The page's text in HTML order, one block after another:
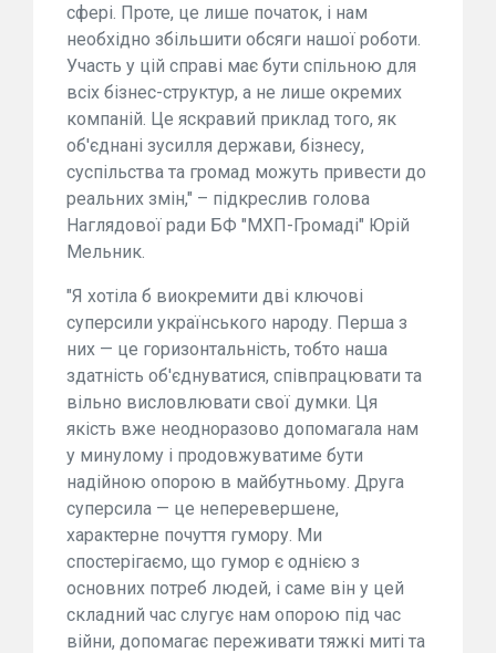
сфері. Проте, це лише початок, і нам
необхідно збільшити обсяги нашої роботи.
Участь у цій справі має бути спільною для
всіх бізнес-структур, а не лише окремих
компаній. Це яскравий приклад того, як
об'єднані зусилля держави, бізнесу,
суспільства та громад можуть привести до
реальних змін," – підкреслив голова
Наглядової ради БФ "МХП-Громаді" Юрій
Мельник.
"Я хотіла б виокремити дві ключові
суперсили українського народу. Перша з
них — це горизонтальність, тобто наша
здатність об'єднуватися, співпрацювати та
вільно висловлювати свої думки. Ця
якість вже неодноразово допомагала нам
у минулому і продовжуватиме бути
надійною опорою в майбутньому. Друга
суперсила — це неперевершене,
характерне почуття гумору. Ми
спостерігаємо, що гумор є однією з
основних потреб людей, і саме він у цей
складний час слугує нам опорою під час
війни, допомагає переживати тяжкі миті та